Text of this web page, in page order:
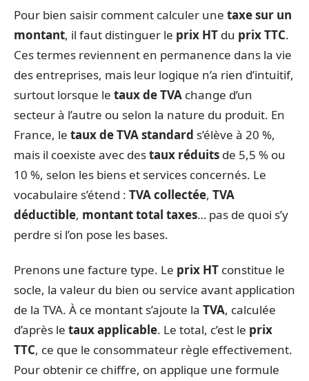
Pour bien saisir comment calculer une taxe sur un
montant, il faut distinguer le prix HT du prix TTC.
Ces termes reviennent en permanence dans la vie
des entreprises, mais leur logique n’a rien d’intuitif,
surtout lorsque le taux de TVA change d’un
secteur à l’autre ou selon la nature du produit. En
France, le taux de TVA standard s’élève à 20 %,
mais il coexiste avec destaux réduits de 5,5 % ou
10 %, selon les biens et services concernés. Le
vocabulaire s’étend : TVA collectée, TVA
déductible, montant total taxes… pas de quoi s’y
perdre si l’on pose les bases.
Prenons une facture type. Le prix HT constitue le
socle, la valeur du bien ou service avant application
de la TVA. À ce montant s’ajoute la TVA, calculée
d’après le taux applicable. Le total, c’est le prix
TTC, ce que le consommateur règle effectivement.
Pour obtenir ce chiffre, on applique une formule